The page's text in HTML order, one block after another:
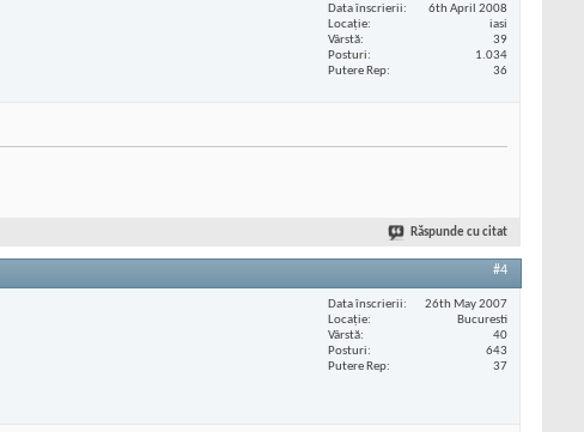
Data înscrierii
6th April 2008
Locaţie
iasi
Vârstă
39
Posturi
1.034
Putere Rep
36
Răspunde cu citat
#4
Data înscrierii
26th May 2007
Locaţie
Bucuresti
Vârstă
40
Posturi
643
Putere Rep
37